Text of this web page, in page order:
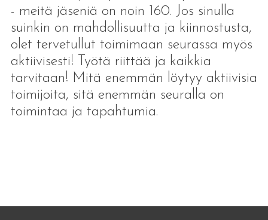
- meitä jäseniä on noin 160. Jos sinulla
suinkin on mahdollisuutta ja kiinnostusta,
olet tervetullut toimimaan seurassa myös
aktiivisesti! Työtä riittää ja kaikkia
tarvitaan! Mitä enemmän löytyy aktiivisia
toimijoita, sitä enemmän seuralla on
toimintaa ja tapahtumia.